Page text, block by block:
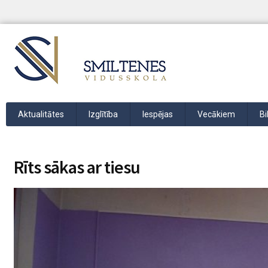
Aktualitātes Izglītība Iespējas Vecākiem
Rīts sākas ar tiesu